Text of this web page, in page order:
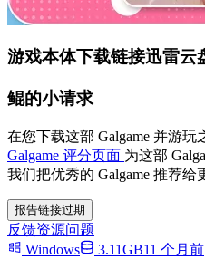
游戏本体下载链接迅雷云
鲲的小请求
在您下载这部 Galgame 并游
Galgame 评分页面 为这部
我们把优秀的 Galgame 推荐
报告链接过期
反馈资源问题
Windows
3.11GB11 个月前